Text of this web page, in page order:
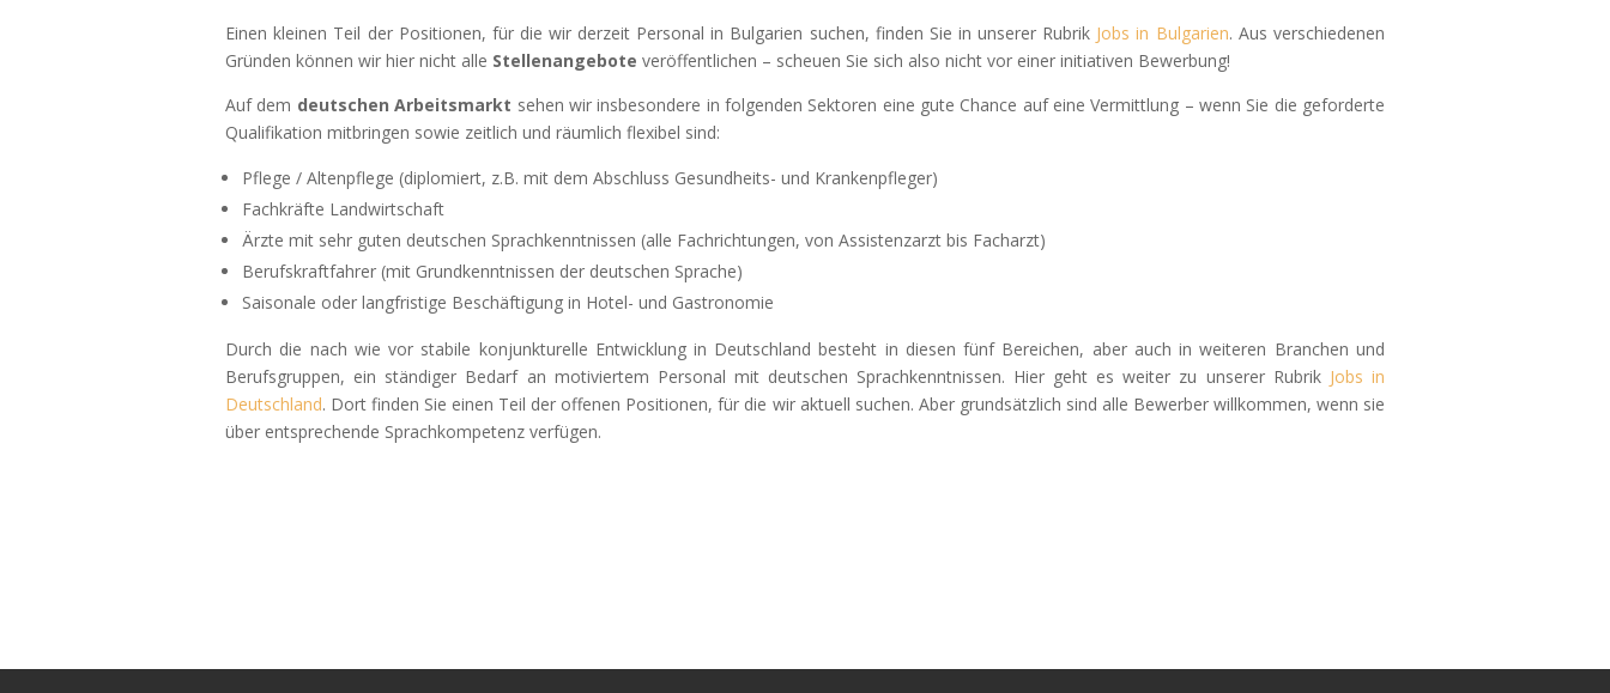
Einen kleinen Teil der Positionen, für die wir derzeit Personal in Bulgarien suchen, finden Sie in unserer Rubrik Jobs in Bulgarien. Aus verschiedenen
Gründen können wir hier nicht alle Stellenangebote veröffentlichen – scheuen Sie sich also nicht vor einer initiativen Bewerbung!
Auf dem deutschen Arbeitsmarkt sehen wir insbesondere in folgenden Sektoren eine gute Chance auf eine Vermittlung – wenn Sie die geforderte
Qualifikation mitbringen sowie zeitlich und räumlich flexibel sind:
Pflege / Altenpflege (diplomiert, z.B. mit dem Abschluss Gesundheits- und Krankenpfleger)
Fachkräfte Landwirtschaft
Ärzte mit sehr guten deutschen Sprachkenntnissen (alle Fachrichtungen, von Assistenzarzt bis Facharzt)
Berufskraftfahrer (mit Grundkenntnissen der deutschen Sprache)
Saisonale oder langfristige Beschäftigung in Hotel- und Gastronomie
Durch die nach wie vor stabile konjunkturelle Entwicklung in Deutschland besteht in diesen fünf Bereichen, aber auch in weiteren Branchen und
Berufsgruppen, ein ständiger Bedarf an motiviertem Personal mit deutschen Sprachkenntnissen. Hier geht es weiter zu unserer Rubrik Jobs in
Deutschland. Dort finden Sie einen Teil der offenen Positionen, für die wir aktuell suchen. Aber grundsätzlich sind alle Bewerber willkommen, wenn sie
über entsprechende Sprachkompetenz verfügen.